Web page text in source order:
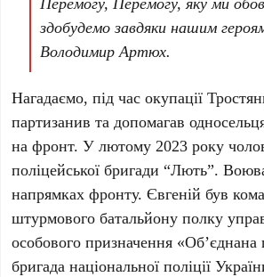
здобудемо завдяки нашим
Володимир Артюх.
Нагадаємо, під час окупації
партизанив та допомагав
на фронт. У лютому 2023 року
поліцейської бригади “Лють”.
напрямках фронту. Євгеній був
штурмового батальйону полку
особового призначення
бригада національної поліції